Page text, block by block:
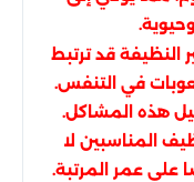
النظيفة قد ترتبط
في التنفس.
هذه المشاكل.
المناسبين لا
على عمر المرتبة.